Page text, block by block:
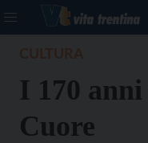
I 170
Cuore